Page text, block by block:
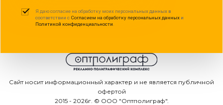
Я даю согласие на обработку моих персональных данных в
соответствии с Согласием на обработку персональных данных и
Политикой конфиденциальности
Сайт носит информационный характер и не является публичной
офертой
2015 - 2026г. © ООО "Оптполиграф".